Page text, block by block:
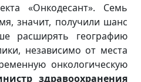
«Онкодесант». Семь
значит, получили шанс
расширять географию
независимо от места
онкологическую
здравоохранения